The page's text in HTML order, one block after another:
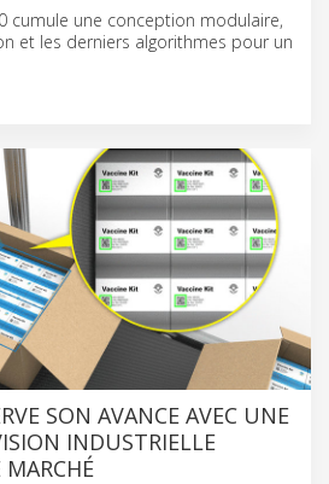
cumule une conception modulaire,
et les derniers algorithmes pour un
SON AVANCE AVEC UNE
INDUSTRIELLE